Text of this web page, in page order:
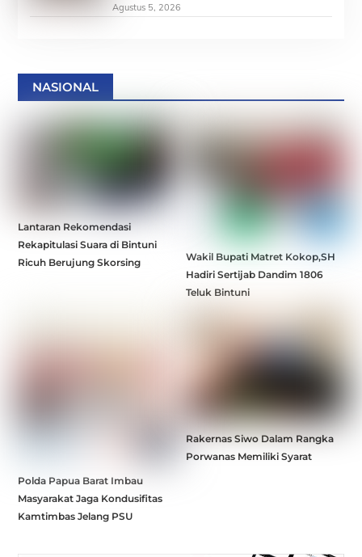
Agustus 5, 2026
NASIONAL
Lantaran Rekomendasi
Rekapitulasi Suara di Bintuni
Ricuh Berujung Skorsing
Wakil Bupati Matret Kokop,SH
Hadiri Sertijab Dandim 1806
Teluk Bintuni
Polda Papua Barat Imbau
Masyarakat Jaga Kondusifitas
Kamtimbas Jelang PSU
Rakernas Siwo Dalam Rangka
Porwanas Memiliki Syarat